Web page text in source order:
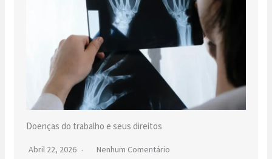
Doenças do trabalho e seus direitos
Abril 22, 2026 Nenhum Comentário